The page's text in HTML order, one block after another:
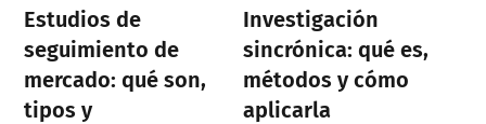
Estudios de
seguimiento de
mercado: qué son,
tipos y
Investigación
sincrónica: qué es,
métodos y cómo
aplicarla